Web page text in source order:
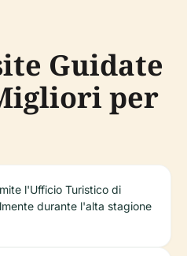
Guidate
per
l'Ufficio Turistico di
durante l'alta stagione